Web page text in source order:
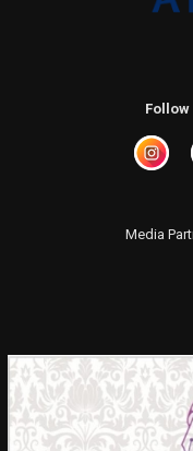
Follow
Media